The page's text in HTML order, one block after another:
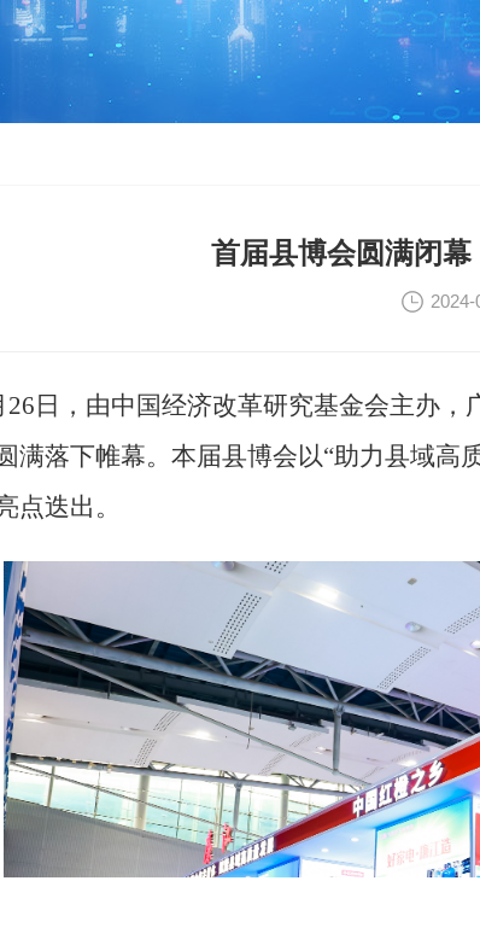
首届县博会圆满闭
2024-
26 日，由中国经济改革研究基金会主办
满落下帷幕。 本届县博会以“助力县域高
点迭出。